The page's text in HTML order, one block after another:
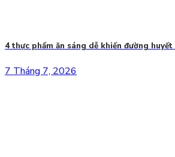
4 thực phẩm ăn sáng dễ khiến đường
7 Tháng 7, 2026